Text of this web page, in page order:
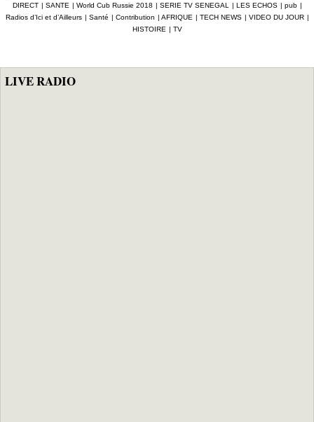
DIRECT | SANTE | World Cub Russie 2018 | SERIE TV SENEGAL | LES ECHOS | pub |
Radios d’Ici et d’Ailleurs | Santé | Contribution | AFRIQUE | TECH NEWS | VIDEO DU JOUR |
HISTOIRE | TV
LIVE RADIO